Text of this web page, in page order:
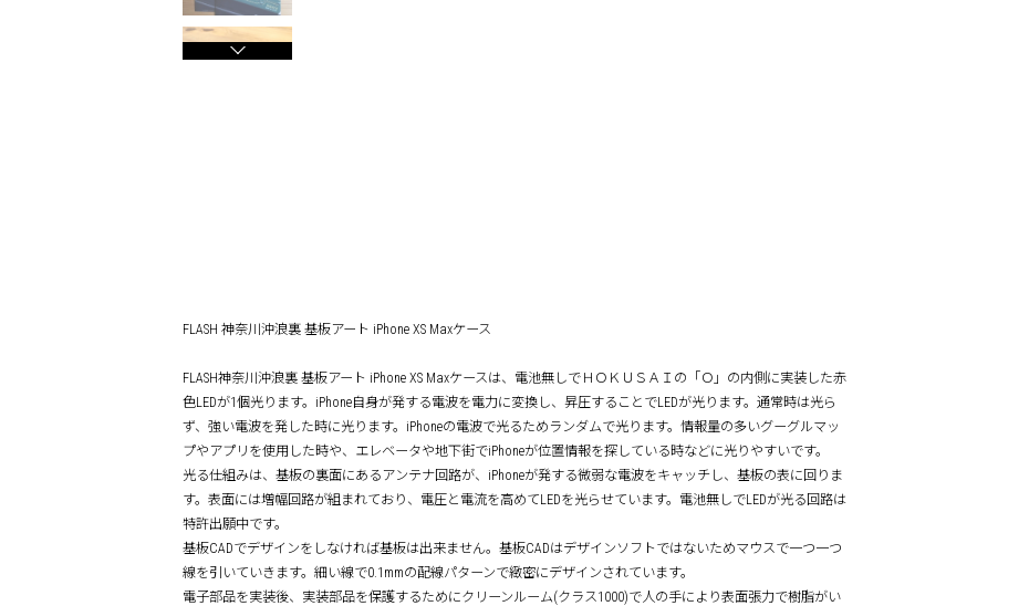
FLASH 神奈川沖浪裏 基板アート iPhone XS Maxケース
FLASH神奈川沖浪裏 基板アート iPhone XS Maxケースは、電池無しでＨＯＫＵＳＡＩの「Ｏ」の内側に実装した赤
色LEDが1個光ります。iPhone自身が発する電波を電力に変換し、昇圧することでLEDが光ります。通常時は光ら
ず、強い電波を発した時に光ります。iPhoneの電波で光るためランダムで光ります。情報量の多いグーグルマッ
プやアプリを使用した時や、エレベータや地下街でiPhoneが位置情報を探している時などに光りやすいです。
光る仕組みは、基板の裏面にあるアンテナ回路が、iPhoneが発する微弱な電波をキャッチし、基板の表に回りま
す。表面には増幅回路が組まれており、電圧と電流を高めてLEDを光らせています。電池無しでLEDが光る回路は
特許出願中です。
基板CADでデザインをしなければ基板は出来ません。基板CADはデザインソフトではないためマウスで一つ一つ
線を引いていきます。細い線で0.1mmの配線パターンで緻密にデザインされています。
電子部品を実装後、実装部品を保護するためにクリーンルーム(クラス1000)で人の手により表面張力で樹脂がい